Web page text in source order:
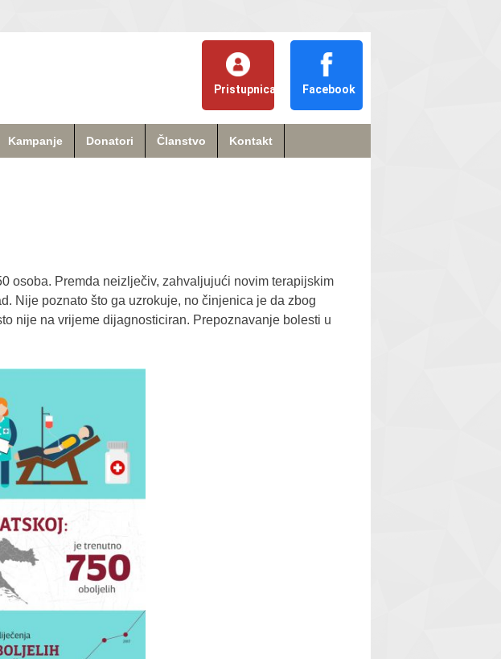
Pristupnica Facebook
Kampanje Donatori Članstvo Kontakt
osoba. Premda neizlječiv, zahvaljujući novim terapijskim
Nije poznato što ga uzrokuje, no činjenica je da zbog
nije na vrijeme dijagnosticiran. Prepoznavanje bolesti u